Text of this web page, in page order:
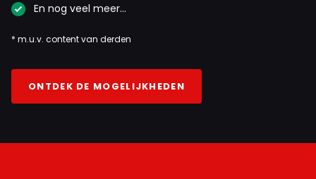
En nog veel meer…
* m.u.v. content van derden
ONTDEK DE MOGELIJKHEDEN